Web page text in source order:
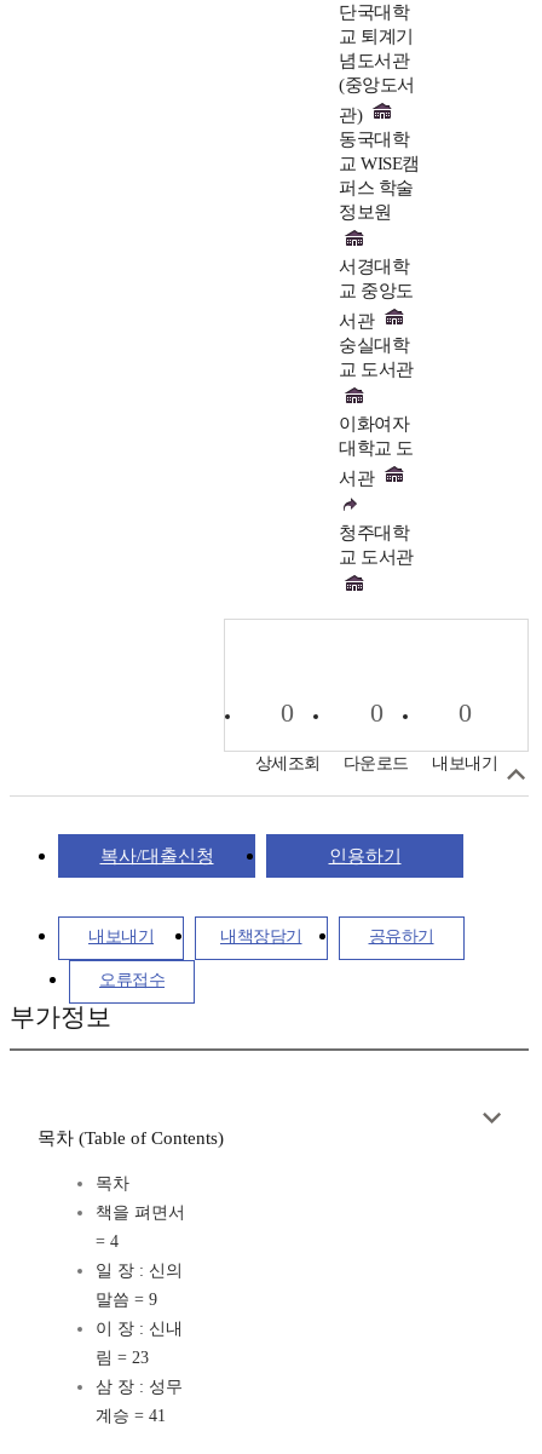
단국대학
교 퇴계기
념도서관
(중앙도서
관)
동국대학
교 WISE캠
퍼스 학술
정보원
서경대학
교 중앙도
서관
숭실대학
교 도서관
이화여자
대학교 도
서관
청주대학
교 도서관
0
상세조회
0
다운로드
0
내보내기
복사/대출신청 인용하기
내보내기 내책장담기 공유하기
오류접수
부가정보
목차 (Table of Contents)
목차
책을 펴면서
= 4
일 장 : 신의
말씀 = 9
이 장 : 신내
림 = 23
삼 장 : 성무
계승 = 41